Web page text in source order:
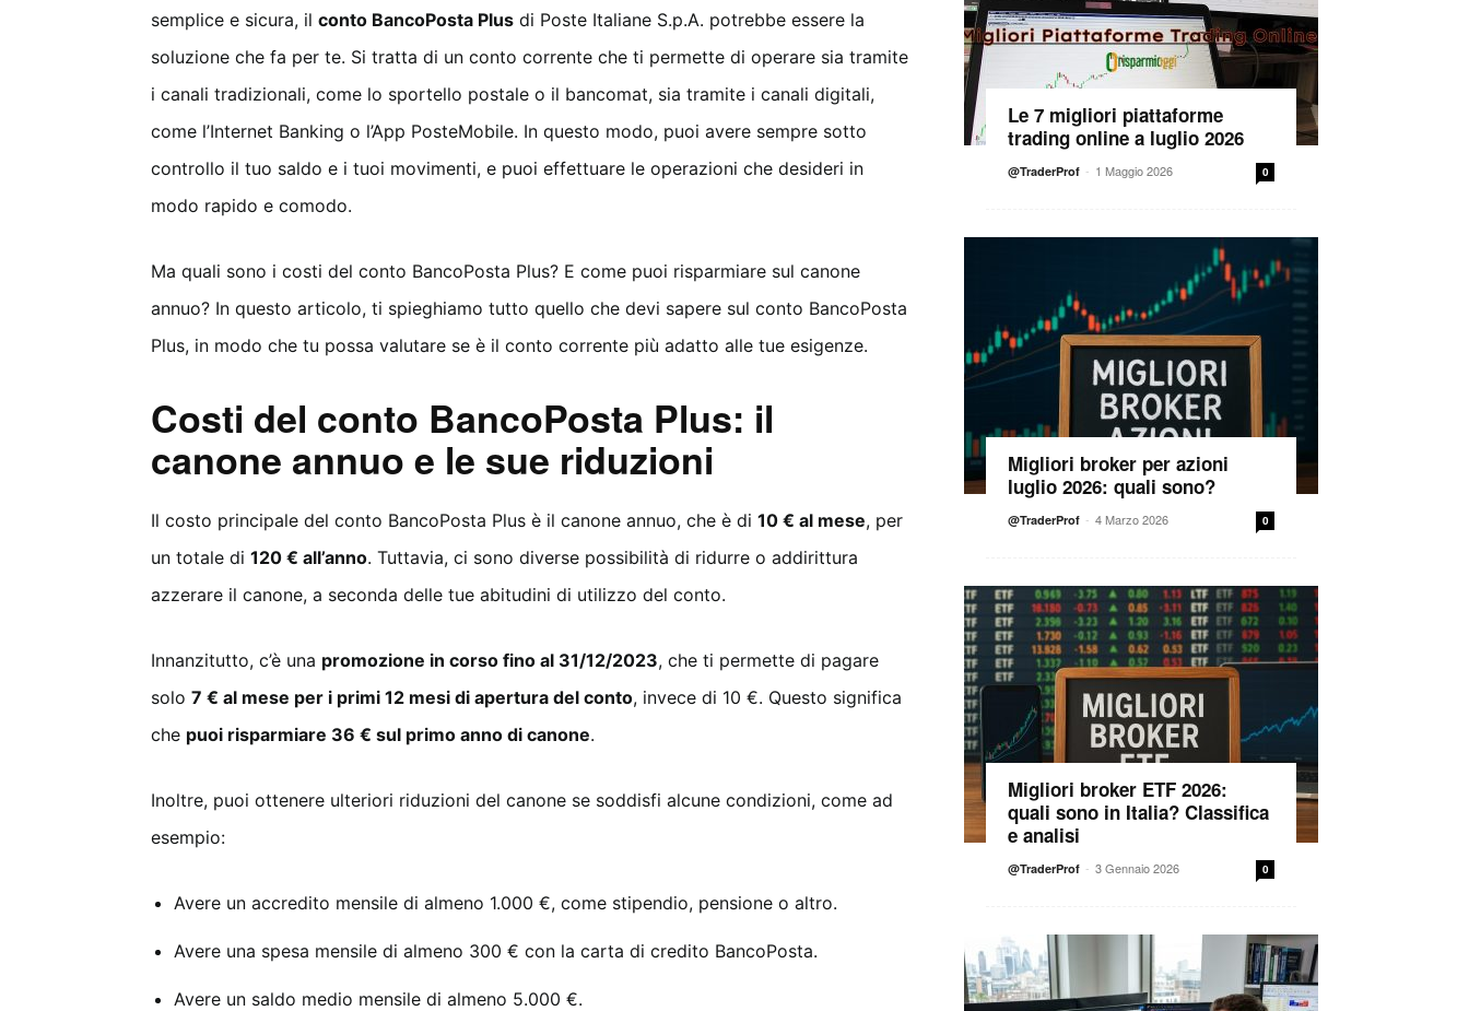
semplice e sicura, il conto BancoPosta Plus di Poste Italiane S.p.A. potrebbe essere la
soluzione che fa per te. Si tratta di un conto corrente che ti permette di operare sia tramite
i canali tradizionali, come lo sportello postale o il bancomat, sia tramite i canali digitali,
come l’Internet Banking o l’App PosteMobile. In questo modo, puoi avere sempre sotto
controllo il tuo saldo e i tuoi movimenti, e puoi effettuare le operazioni che desideri in
modo rapido e comodo.
Ma quali sono i costi del conto BancoPosta Plus? E come puoi risparmiare sul canone
annuo? In questo articolo, ti spieghiamo tutto quello che devi sapere sul conto BancoPosta
Plus, in modo che tu possa valutare se è il conto corrente più adatto alle tue esigenze.
Costi del conto BancoPosta Plus: il
canone annuo e le sue riduzioni
Il costo principale del conto BancoPosta Plus è il canone annuo, che è di 10 € al mese, per
un totale di 120 € all’anno. Tuttavia, ci sono diverse possibilità di ridurre o addirittura
azzerare il canone, a seconda delle tue abitudini di utilizzo del conto.
Innanzitutto, c’è una promozione in corso fino al 31/12/2023, che ti permette di pagare
solo 7 € al mese per i primi 12 mesi di apertura del conto, invece di 10 €. Questo significa
che puoi risparmiare 36 € sul primo anno di canone.
Inoltre, puoi ottenere ulteriori riduzioni del canone se soddisfi alcune condizioni, come ad
esempio:
Avere un accredito mensile di almeno 1.000 €, come stipendio, pensione o altro.
Avere una spesa mensile di almeno 300 € con la carta di credito BancoPosta.
Avere un saldo medio mensile di almeno 5.000 €.
Le 7 migliori piattaforme
trading online a luglio 2026
@TraderProf - 1 Maggio 2026 0
Migliori broker per azioni
luglio 2026: quali sono?
@TraderProf - 4 Marzo 2026 0
Migliori broker ETF 2026:
quali sono in Italia? Classifica
e analisi
@TraderProf - 3 Gennaio 2026 0